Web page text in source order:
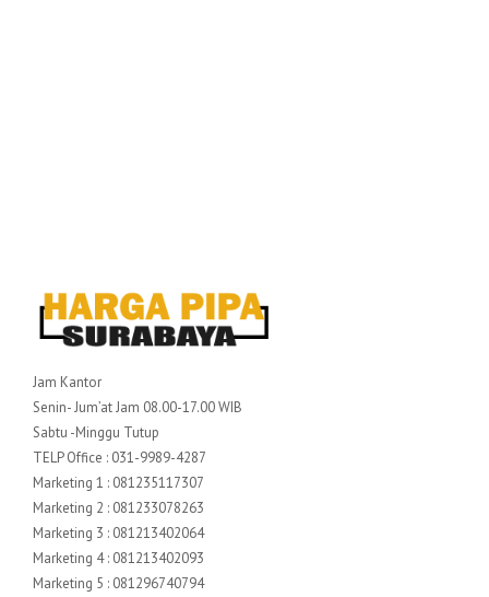
Jam Kantor
Senin- Jum’at Jam 08.00-17.00 WIB
Sabtu -Minggu Tutup
TELP Office : 031-9989-4287
Marketing 1 : 081235117307
Marketing 2 : 081233078263
Marketing 3 : 081213402064
Marketing 4 : 081213402093
Marketing 5 : 081296740794